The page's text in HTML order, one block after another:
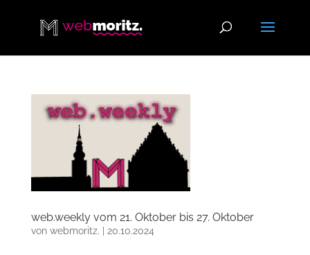
web.weekly vom 21. Oktober bis 27. Oktober
von webmoritz. 20.10.2024